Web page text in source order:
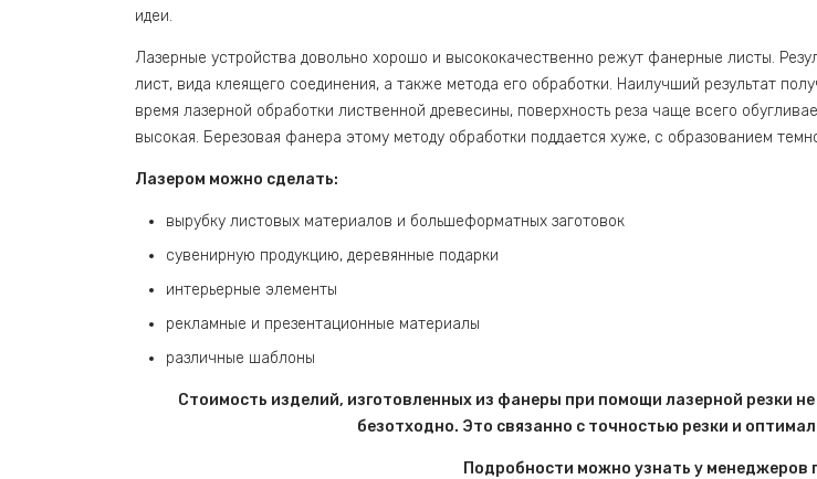
идеи.
Лазерные устройства довольно хорошо и высококачественно режут фанерные листы.
лист, вида клеящего соединения, а также метода его обработки. Наилучший результат
время лазерной обработки лиственной древесины, поверхность реза чаще всего
высокая. Березовая фанера этому методу обработки поддается хуже, с образованием
Лазером можно сделать:
вырубку листовых материалов и большеформатных заготовок
сувенирную продукцию, деревянные подарки
интерьерные элементы
рекламные и презентационные материалы
различные шаблоны
Стоимость изделий, изготовленных из фанеры при помощи лазерной резки
безотходно. Это связанно с точностью резки и
Подробности можно узнать у менеджеров